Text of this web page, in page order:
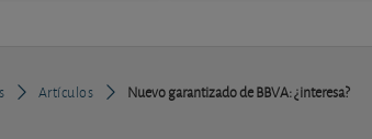
Artículos Nuevo garantizado de BBVA: ¿interesa?